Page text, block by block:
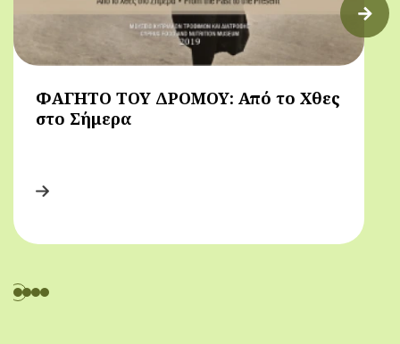
ΦΑΓΗΤΟ ΤΟΥ ΔΡΟΜΟΥ: Από το Χθες
στο Σήμερα